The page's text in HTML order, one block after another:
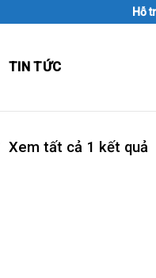
Hỗ
TIN TỨC
Xem tất cả 1 kết quả